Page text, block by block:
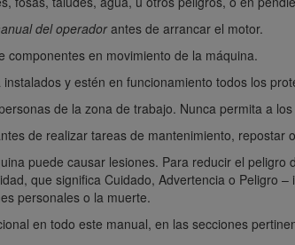
del operadorantes de arrancar el motor.
componentes en movimiento de la máquina.
y estén en funcionamiento todos los
de la zona de trabajo. Nunca permita a
de realizar tareas de mantenimiento, repostar
puede causar lesiones. Para reducir el
que significa Cuidado, Advertencia o Peligro
personales o la muerte.
en todo este manual, en las secciones